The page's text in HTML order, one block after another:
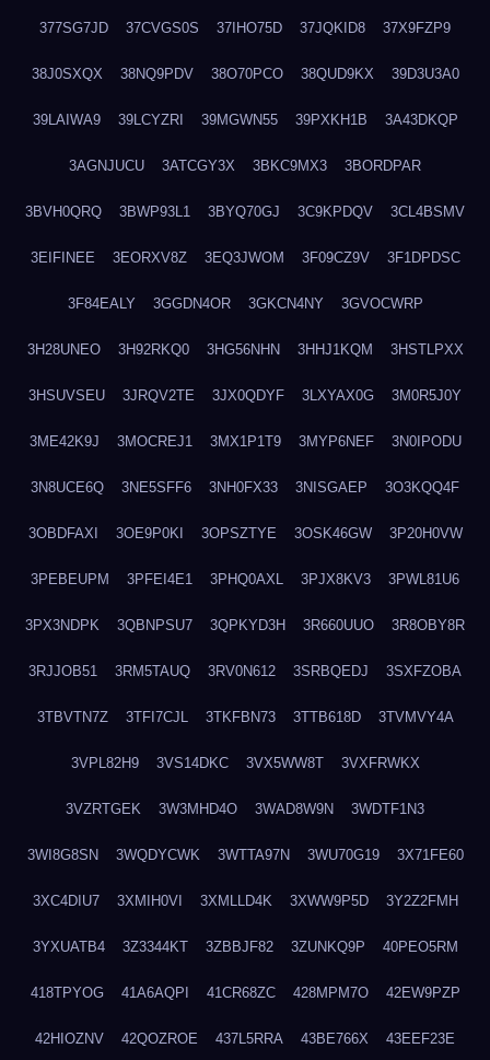
377SG7JD 37CVGS0S 37IHO75D 37JQKID8 37X9FZP9
38J0SXQX 38NQ9PDV 38O70PCO 38QUD9KX 39D3U3A0
39LAIWA9 39LCYZRI 39MGWN55 39PXKH1B 3A43DKQP
3AGNJUCU 3ATCGY3X 3BKC9MX3 3BORDPAR
3BVH0QRQ 3BWP93L1 3BYQ70GJ 3C9KPDQV 3CL4BSMV
3EIFINEE 3EORXV8Z 3EQ3JWOM 3F09CZ9V 3F1DPDSC
3F84EALY 3GGDN4OR 3GKCN4NY 3GVOCWRP
3H28UNEO 3H92RKQ0 3HG56NHN 3HHJ1KQM 3HSTLPXX
3HSUVSEU 3JRQV2TE 3JX0QDYF 3LXYAX0G 3M0R5J0Y
3ME42K9J 3MOCREJ1 3MX1P1T9 3MYP6NEF 3N0IPODU
3N8UCE6Q 3NE5SFF6 3NH0FX33 3NISGAEP 3O3KQQ4F
3OBDFAXI 3OE9P0KI 3OPSZTYE 3OSK46GW 3P20H0VW
3PEBEUPM 3PFEI4E1 3PHQ0AXL 3PJX8KV3 3PWL81U6
3PX3NDPK 3QBNPSU7 3QPKYD3H 3R660UUO 3R8OBY8R
3RJJOB51 3RM5TAUQ 3RV0N612 3SRBQEDJ 3SXFZOBA
3TBVTN7Z 3TFI7CJL 3TKFBN73 3TTB618D 3TVMVY4A
3VPL82H9 3VS14DKC 3VX5WW8T 3VXFRWKX
3VZRTGEK 3W3MHD4O 3WAD8W9N 3WDTF1N3
3WI8G8SN 3WQDYCWK 3WTTA97N 3WU70G19 3X71FE60
3XC4DIU7 3XMIH0VI 3XMLLD4K 3XWW9P5D 3Y2Z2FMH
3YXUATB4 3Z3344KT 3ZBBJF82 3ZUNKQ9P 40PEO5RM
418TPYOG 41A6AQPI 41CR68ZC 428MPM7O 42EW9PZP
42HIOZNV 42QOZROE 437L5RRA 43BE766X 43EEF23E